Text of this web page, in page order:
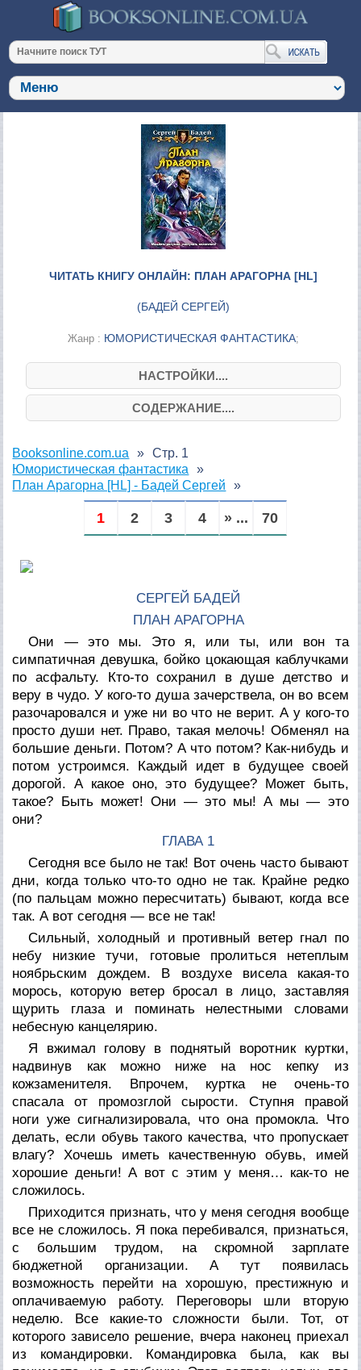
ЧИТАТЬ КНИГУ ОНЛАЙН: ПЛАН АРАГОРНА [HL]
(БАДЕЙ СЕРГЕЙ)
Жанр : ЮМОРИСТИЧЕСКАЯ ФАНТАСТИКА;
НАСТРОЙКИ....
СОДЕРЖАНИЕ....
Booksonline.com.ua
Юмористическая фантастика
План Арагорна [HL] - Бадей Сергей
Стр. 1
1 2 3 4 » ... 70
СЕРГЕЙ БАДЕЙ
ПЛАН АРАГОРНА
Они — это мы. Это я, или ты, или вон та
симпатичная девушка, бойко цокающая каблучками
по асфальту. Кто-то сохранил в душе детство и
веру в чудо. У кого-то душа зачерствела, он во всем
разочаровался и уже ни во что не верит. А у кого-то
просто души нет. Право, такая мелочь! Обменял на
большие деньги. Потом? А что потом? Как-нибудь и
потом устроимся. Каждый идет в будущее своей
дорогой. А какое оно, это будущее? Может быть,
такое? Быть может! Они — это мы! А мы — это
они?
ГЛАВА 1
Сегодня все было не так! Вот очень часто бывают
дни, когда только что-то одно не так. Крайне редко
(по пальцам можно пересчитать) бывают, когда все
так. А вот сегодня — все не так!
Сильный, холодный и противный ветер гнал по
небу низкие тучи, готовые пролиться нетеплым
ноябрьским дождем. В воздухе висела какая-то
морось, которую ветер бросал в лицо, заставляя
щурить глаза и поминать нелестными словами
небесную канцелярию.
Я вжимал голову в поднятый воротник куртки,
надвинув как можно ниже на нос кепку из
кожзаменителя. Впрочем, куртка не очень-то
спасала от промозглой сырости. Ступня правой
ноги уже сигнализировала, что она промокла. Что
делать, если обувь такого качества, что пропускает
влагу? Хочешь иметь качественную обувь, имей
хорошие деньги! А вот с этим у меня… как-то не
сложилось.
Приходится признать, что у меня сегодня вообще
все не сложилось. Я пока перебивался, признаться,
с большим трудом, на скромной зарплате
бюджетной организации. А тут появилась
возможность перейти на хорошую, престижную и
оплачиваемую работу. Переговоры шли вторую
неделю. Все какие-то сложности были. Тот, от
которого зависело решение, вчера наконец приехал
из командировки. Командировка была, как вы